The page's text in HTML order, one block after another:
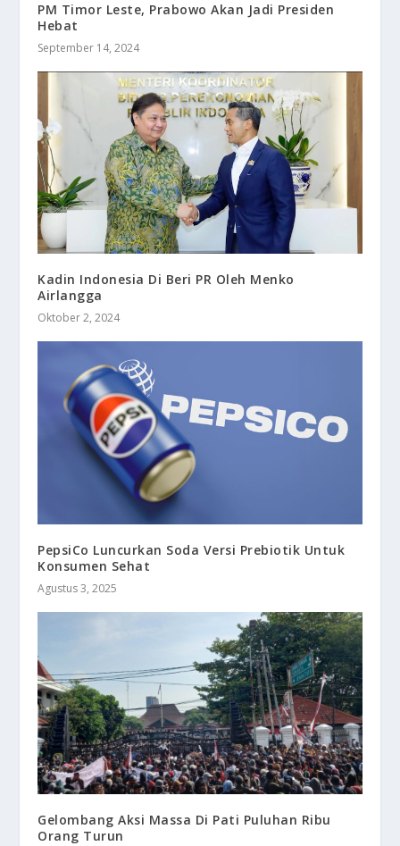
PM Timor Leste, Prabowo Akan Jadi Presiden
Hebat
September 14, 2024
Kadin Indonesia Di Beri PR Oleh Menko
Airlangga
Oktober 2, 2024
PepsiCo Luncurkan Soda Versi Prebiotik Untuk
Konsumen Sehat
Agustus 3, 2025
Gelombang Aksi Massa Di Pati Puluhan Ribu
Orang Turun